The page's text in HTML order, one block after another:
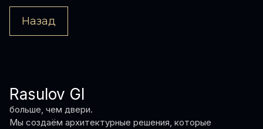
Назад
Rasulov GI
больше, чем двери.
Мы создаём архитектурные решения, которые